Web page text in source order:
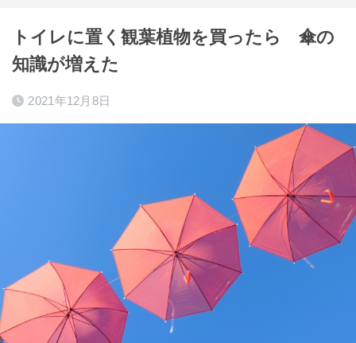
トイレに置く観葉植物を買ったら 傘の
知識が増えた
2021年12月8日